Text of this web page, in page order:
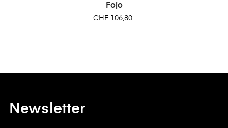
Fojo
Preço
CHF 106,80
Newsletter